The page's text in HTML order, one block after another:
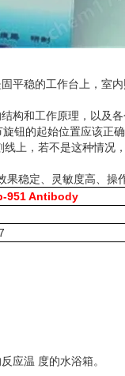
平稳的工作台上，室
构和工作原理，以及
钮的起始位置应该正
上，若不是这种情况
稳定、灵敏度高、操
951 Antibody
应温 度的水浴箱。